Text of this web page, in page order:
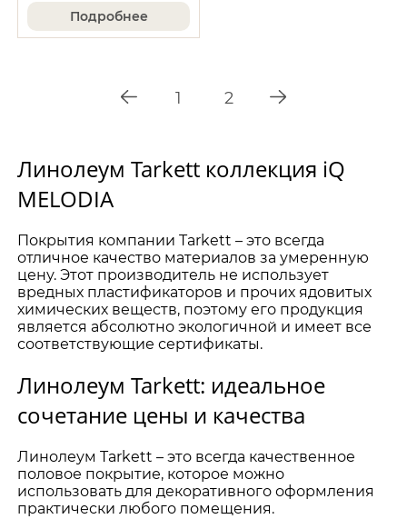
Подробнее
1 2
Линолеум Tarkett коллекция iQ
MELODIA
Покрытия компании Tarkett – это всегда
отличное качество материалов за умеренную
цену. Этот производитель не использует
вредных пластификаторов и прочих ядовитых
химических веществ, поэтому его продукция
является абсолютно экологичной и имеет все
соответствующие сертификаты.
Линолеум Tarkett: идеальное
сочетание цены и качества
Линолеум Tarkett – это всегда качественное
половое покрытие, которое можно
использовать для декоративного оформления
практически любого помещения.